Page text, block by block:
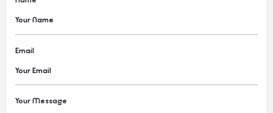
Email
Your Message